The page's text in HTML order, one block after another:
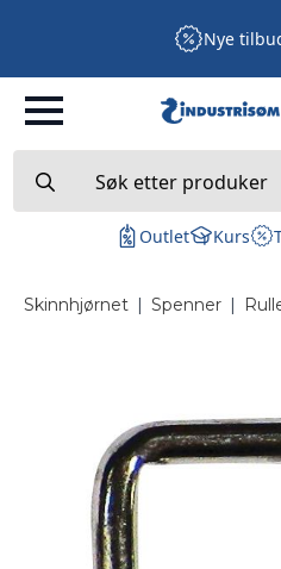
Nye
for:
Outlet Kurs
Skinnhjørnet | Spenner |